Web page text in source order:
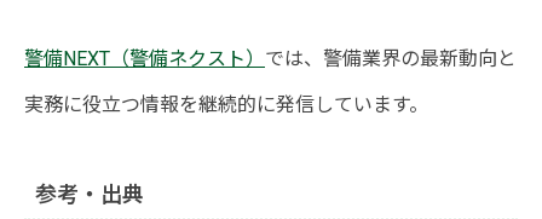
警備NEXT（警備ネクスト） では、警備業界の最新動向と
実務に役立つ情報を継続的に発信しています。
参考・出典